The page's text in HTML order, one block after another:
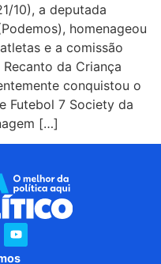
10), a deputada
homenageou
e a comissão
da Criança
conquistou o
Futebol 7 Society da
[…]